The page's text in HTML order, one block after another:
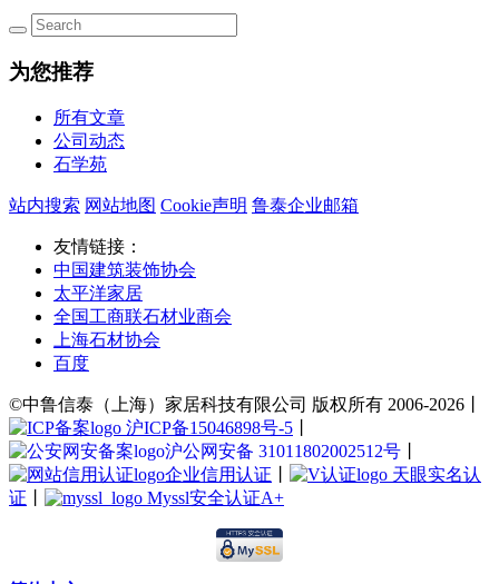
为您推荐
所有文章
公司动态
石学苑
站内搜索 网站地图 Cookie声明 鲁泰企业邮箱
友情链接：
中国建筑装饰协会
太平洋家居
全国工商联石材业商会
上海石材协会
百度
©中鲁信泰（上海）家居科技有限公司 版权所有 2006-2026丨
沪ICP备15046898号-5
沪公网安备 31011802002512号
企业信用认证
天眼实名认
证
Myssl安全认证A+